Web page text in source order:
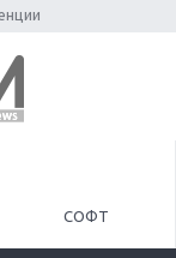
СОФТ